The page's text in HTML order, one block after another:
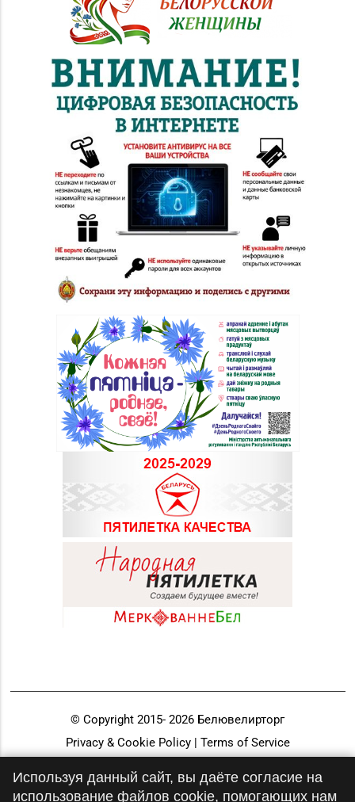
© Copyright 2015- 2026 Белювелирторг
Privacy & Cookie Policy | Terms of Service
Используя данный сайт, вы даёте согласие на
использование файлов cookie, помогающих нам